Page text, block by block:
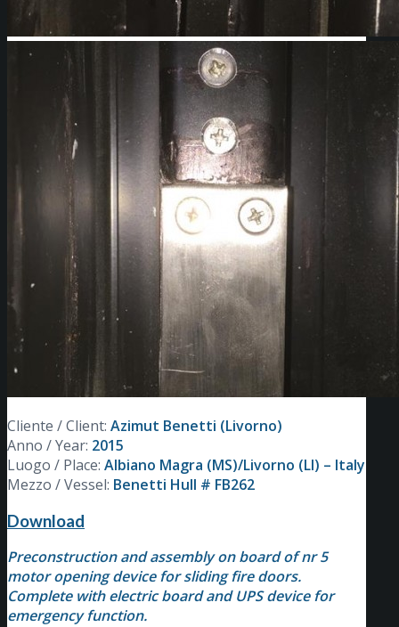
Cliente / Client: Azimut Benetti (Livorno)
Anno / Year: 2015
Luogo / Place: Albiano Magra (MS)/Livorno (LI) – Italy
Mezzo / Vessel: Benetti Hull # FB262
Download
Preconstruction and assembly on board of nr 5
motor opening device for sliding fire doors.
Complete with electric board and UPS device for
emergency function.